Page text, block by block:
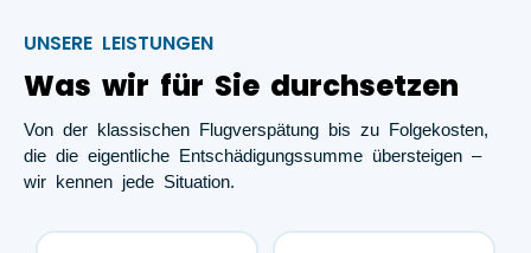
UNSERE LEISTUNGEN
Was wir für Sie durchsetzen
Von der klassischen Flugverspätung bis zu Folgekosten,
die die eigentliche Entschädigungssumme übersteigen –
wir kennen jede Situation.